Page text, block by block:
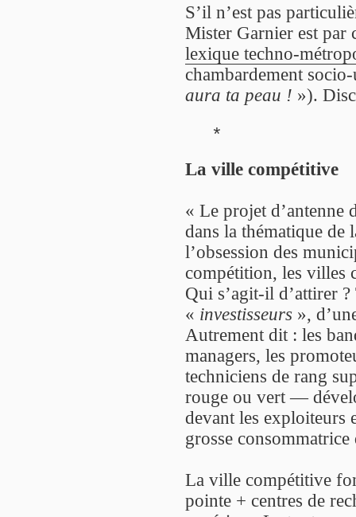
S’il n’est pas
Mister Garnier est par
lexique techno-
chambardement
aura ta peau ! »).
*
La ville compétitive
« Le projet d’antenne
dans la thématique
l’obsession des
compétition, les villes
Qui s’agit-il d’attirer
« investisseurs »,
Autrement dit : les
managers, les
techniciens de rang
rouge ou vert —
devant les exploiteurs
grosse consommatrice
La ville compétitive
pointe + centres de